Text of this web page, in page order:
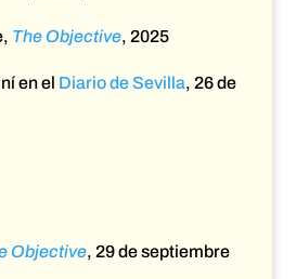
The Objective, 2025
en el Diario de Sevilla, 26 de
Objective, 29 de septiembre